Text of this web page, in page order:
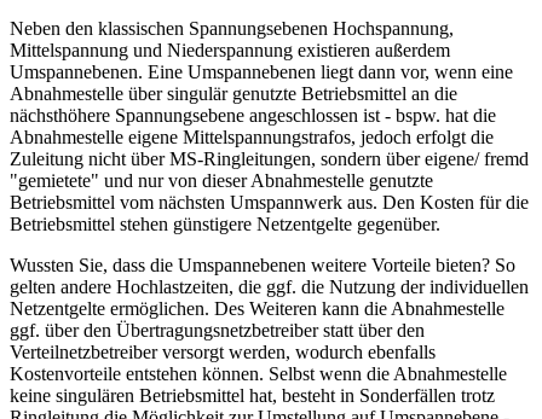
Neben den klassischen Spannungsebenen Hochspannung,
Mittelspannung und Niederspannung existieren außerdem
Umspannebenen. Eine Umspannebenen liegt dann vor, wenn eine
Abnahmestelle über singulär genutzte Betriebsmittel an die
nächsthöhere Spannungsebene angeschlossen ist - bspw. hat die
Abnahmestelle eigene Mittelspannungstrafos, jedoch erfolgt die
Zuleitung nicht über MS-Ringleitungen, sondern über eigene/ fremd
"gemietete" und nur von dieser Abnahmestelle genutzte
Betriebsmittel vom nächsten Umspannwerk aus. Den Kosten für die
Betriebsmittel stehen günstigere Netzentgelte gegenüber.
Wussten Sie, dass die Umspannebenen weitere Vorteile bieten? So
gelten andere Hochlastzeiten, die ggf. die Nutzung der individuellen
Netzentgelte ermöglichen. Des Weiteren kann die Abnahmestelle
ggf. über den Übertragungsnetzbetreiber statt über den
Verteilnetzbetreiber versorgt werden, wodurch ebenfalls
Kostenvorteile entstehen können. Selbst wenn die Abnahmestelle
keine singulären Betriebsmittel hat, besteht in Sonderfällen trotz